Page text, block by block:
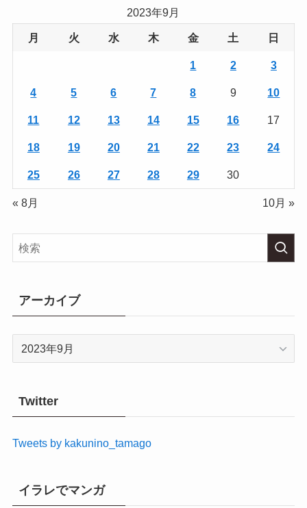
2023年9月
月 火 水 木 金 土 日
1 2 3
4 5 6 7 8 9 10
11 12 13 14 15 16 17
18 19 20 21 22 23 24
25 26 27 28 29 30
« 8月 10月 »
アーカイブ
Twitter
Tweets by kakunino_tamago
イラレでマンガ